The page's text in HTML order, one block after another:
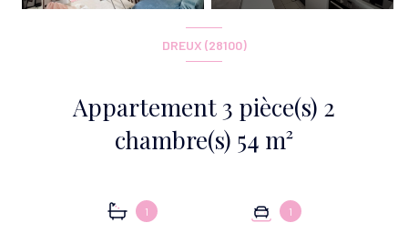
DREUX (28100)
Appartement 3 pièce(s) 2
chambre(s) 54 m²
1 1